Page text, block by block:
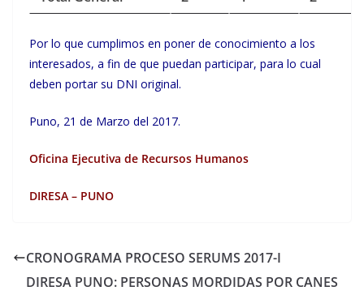
Por lo que cumplimos en poner de conocimiento a los
interesados, a fin de que puedan participar, para lo cual
deben portar su DNI original.
Puno, 21 de Marzo del 2017.
Oficina Ejecutiva de Recursos Humanos
DIRESA – PUNO
CRONOGRAMA PROCESO SERUMS 2017-I
DIRESA PUNO: PERSONAS MORDIDAS POR CANES